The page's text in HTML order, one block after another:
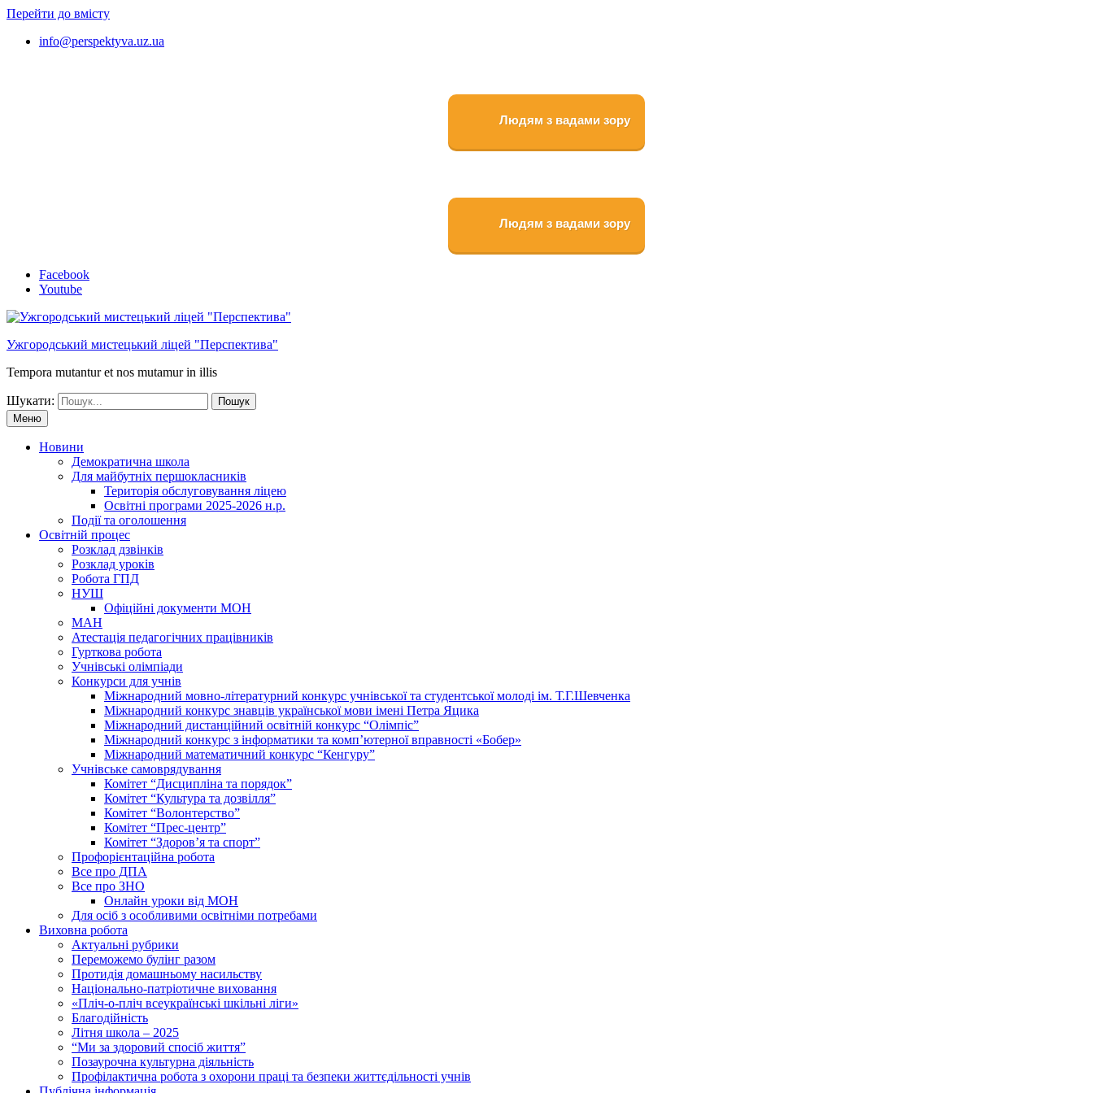
Перейти до вмісту
info@perspektyva.uz.ua
Людям з вадами зору
Людям з вадами зору
Faceboоk
Youtube
Ужгородський мистецький ліцей "Перспектива"
Tempora mutantur et nos mutamur in illis
Шукати:
Меню
Новини
Демократична школа
Для майбутніх першокласників
Територія обслуговування ліцею
Освітні програми 2025-2026 н.р.
Події та оголошення
Освітній процес
Розклад дзвінків
Розклад уроків
Робота ГПД
НУШ
Офіційні документи МОН
МАН
Атестація педагогічних працівників
Гурткова робота
Учнівські олімпіади
Конкурси для учнів
Мiжнародний мовно-літературний конкурс учнiвської та студентської молодi iм. Т.Г.Шевченка
Міжнародний конкурс знавців української мови імені Петра Яцика
Міжнародний дистанційний освітній конкурс “Олімпіс”
Міжнародний конкурс з інформатики та комп’ютерної вправності «Бобер»
Міжнародний математичний конкурс “Кенгуру”
Учнівське самоврядування
Комітет “Дисципліна та порядок”
Комітет “Культура та дозвілля”
Комітет “Волонтерство”
Комітет “Прес-центр”
Комітет “Здоров’я та спорт”
Профорієнтаційна робота
Все про ДПА
Все про ЗНО
Онлайн уроки від МОН
Для осіб з особливими освітніми потребами
Виховна робота
Актуальні рубрики
Переможемо булінг разом
Протидія домашньому насильству
Національно-патріотичне виховання
«Пліч-о-пліч всеукраїнські шкільні ліги»
Благодійність
Літня школа – 2025
“Ми за здоровий спосіб життя”
Позаурочна культурна діяльність
Профілактична робота з охорони праці та безпеки життєдільності учнів